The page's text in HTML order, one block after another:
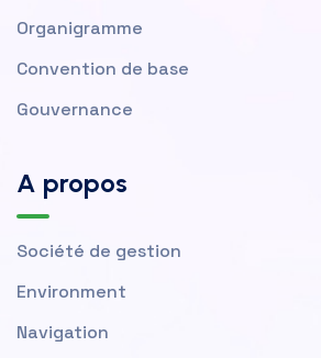
Organigramme
Convention de base
Gouvernance
A propos
Société de gestion
Environment
Navigation